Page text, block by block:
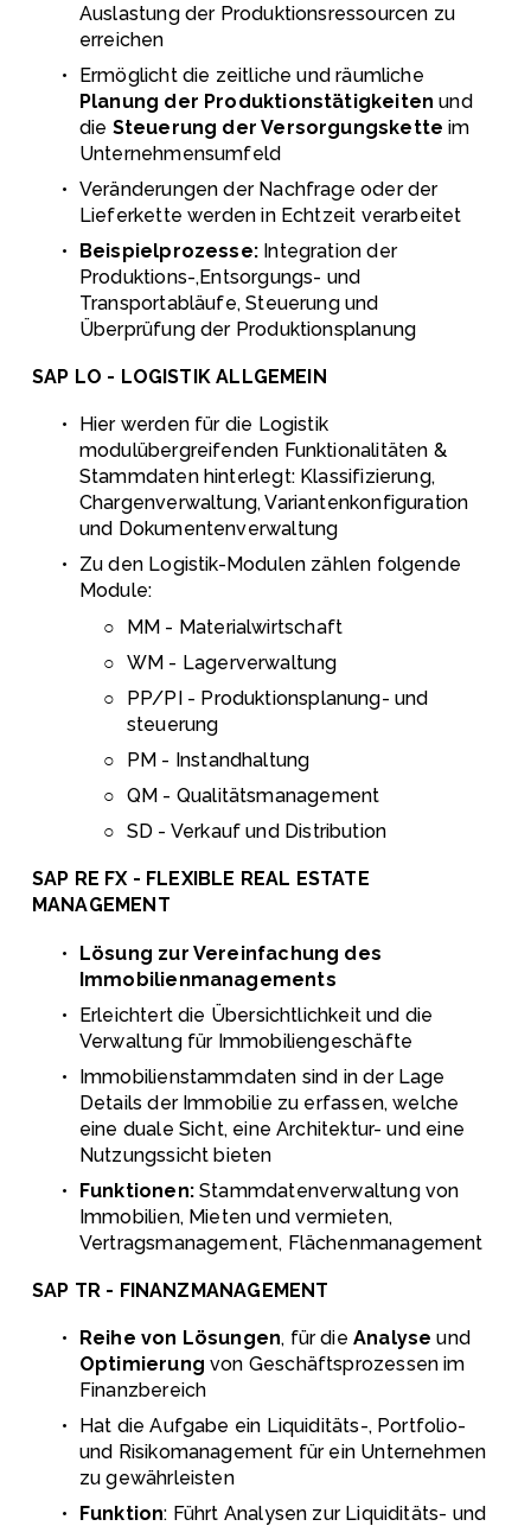
Auslastung der Produktionsressourcen zu
erreichen
Planung der Produktionstätigkeiten und
die Steuerung der Versorgungskette im
Unternehmensumfeld
Veränderungen der Nachfrage oder der
Lieferkette werden in Echtzeit verarbeitet
Beispielprozesse: Integration der
Produktions-,Entsorgungs- und
Transportabläufe, Steuerung und
Überprüfung der Produktionsplanung
SAP LO - LOGISTIK ALLGEMEIN
Hier werden für die Logistik
modulübergreifenden Funktionalitäten &
Stammdaten hinterlegt: Klassifizierung,
Chargenverwaltung, Variantenkonfiguration
und Dokumentenverwaltung
Zu den Logistik-Modulen zählen folgende
Module:
MM - Materialwirtschaft
WM - Lagerverwaltung
PP/PI - Produktionsplanung- und
steuerung
PM - Instandhaltung
QM - Qualitätsmanagement
SD - Verkauf und Distribution
SAP RE FX - FLEXIBLE REAL ESTATE
MANAGEMENT
Lösung zur Vereinfachung des
Immobilienmanagements
Erleichtert die Übersichtlichkeit und die
Verwaltung für Immobiliengeschäfte
Immobilienstammdaten sind in der Lage
Details der Immobilie zu erfassen, welche
eine duale Sicht, eine Architektur- und eine
Nutzungssicht bieten
Funktionen: Stammdatenverwaltung von
Immobilien, Mieten und vermieten,
Vertragsmanagement, Flächenmanagement
SAP TR - FINANZMANAGEMENT
Reihe von Lösungen, für die Analyse
Optimierung von Geschäftsprozessen im
Finanzbereich
Hat die Aufgabe ein Liquiditäts-, Portfolio-
und Risikomanagement für ein Unternehmen
zu gewährleisten
Funktion: Führt Analysen zur Liquiditäts- und